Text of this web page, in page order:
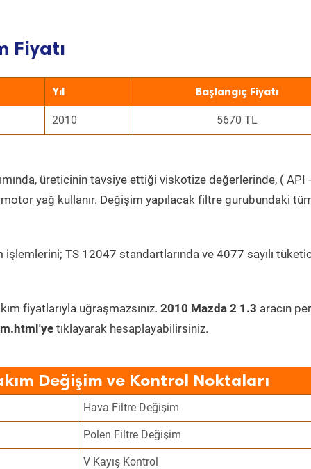
Fiyatı
Yıl Başlangıç Fiyatı
2010 5670 TL
üreticinin tavsiye ettiği viskotize değerlerinde, ( API -
yağ kullanır. Değişim yapılacak filtre gurubundaki
işlemlerini; TS 12047 standartlarında ve 4077 sayılı
fiyatlarıyla uğraşmazsınız. 2010 Mazda 2 1.3 aracın
tıklayarak hesaplayabilirsiniz.
Değişim ve Kontrol Noktaları
Hava Filtre Değişim
Polen Filtre Değişim
V Kayış Kontrol